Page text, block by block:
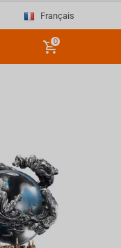
Français
0